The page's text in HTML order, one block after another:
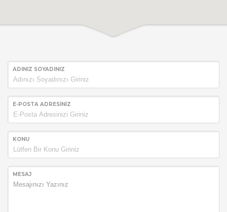
Ramaco Mobilya Ltd.Şti.
Bakır Sokak. No:5 /B2
Cevizli - MALTEPE
ADINIZ SOYADINIZ
E-POSTA ADRESINIZ
KONU
MESAJ